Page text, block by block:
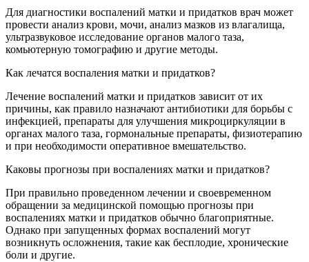
Для диагностики воспалений матки и придатков врач может
провести анализ крови, мочи, анализ мазков из влагалища,
ультразвуковое исследование органов малого таза,
комьютерную томографию и другие методы.
Как лечатся воспаления матки и придатков?
Лечение воспалений матки и придатков зависит от их
причины, как правило назначают антибиотики для борьбы с
инфекцией, препараты для улучшения микроциркуляции в
органах малого таза, гормональные препараты, физиотерапию
и при необходимости оперативное вмешательство.
Каковы прогнозы при воспалениях матки и придатков?
При правильно проведенном лечении и своевременном
обращении за медицинской помощью прогнозы при
воспалениях матки и придатков обычно благоприятные.
Однако при запущенных формах воспалений могут
возникнуть осложнения, такие как бесплодие, хронические
боли и другие.